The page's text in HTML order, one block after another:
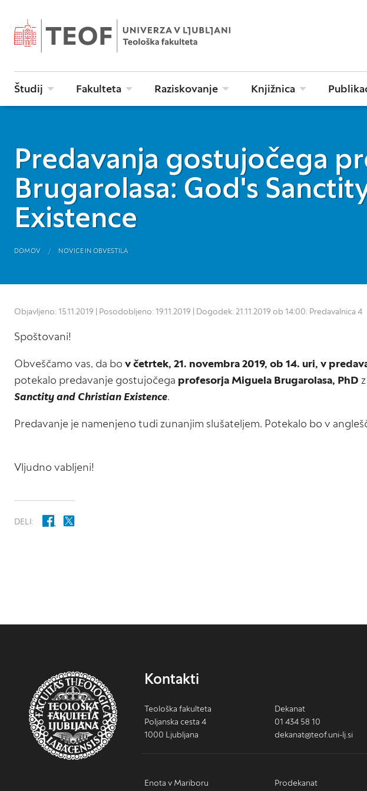
Študij Fakulteta Raziskovanje Knjižnica
Predavanja gostujočega
Brugarolasa: God's
Existence
DOMOV NOVICE IN OBVESTILA
Objavljeno: 15.11.2019 | Posodobljeno: 19.11.2019 | Dogodek: 21.11.2019 ob 14:00: Predavalnica 4
Spoštovani!
Obveščamo vas, da bo v četrtek, 21. novembra 2019, ob 14. uri, v
potekalo predavanje gostujočega profesorja Miguela Brugarolasa, PhD
Sanctity and Christian Existence.
Predavanje je namenjeno tudi zunanjim slušateljem. Potekalo bo v
Vljudno vabljeni!
DELI:
Kontakti
Teološka fakulteta
Poljanska cesta 4
1000 Ljubljana
Dekanat
01 434 58 10
dekanat@teof.uni-lj.si
Enota v Mariboru
Prodekanat